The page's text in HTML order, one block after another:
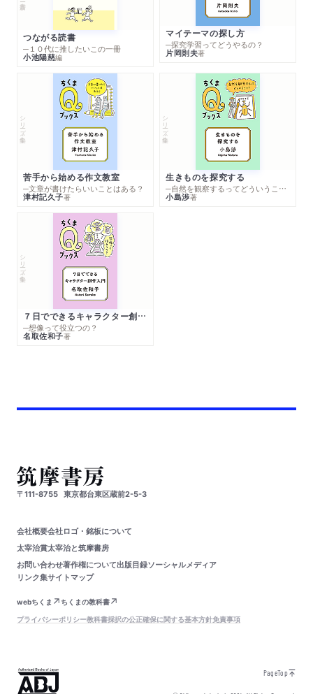
つながる読書
─１０代に推したいこの一冊
小池陽慈編
マイテーマの探し方
─探究学習ってどうやるの？
片岡則夫著
シリーズ・全集
苦手から始める作文教室
─文章が書けたらいいことはある？
津村記久子著
シリーズ・全集
生きものを探究する
─自然を観察するってどういうこと？
小島渉著
シリーズ・全集
７日でできるキャラクター創作入門
─想像って役立つの？
名取佐和子著
〒111-8755 東京都台東区蔵前2-5-3
会社概要会社ロゴ・銘板について
太宰治賞太宰治と筑摩書房
お問い合わせ著作権について出版目録ソーシャルメディア
リンク集サイトマップ
webちくま
ちくまの教科書
プライバシーポリシー教科書採択の公正確保に関する基本方針免責事項
PageTop